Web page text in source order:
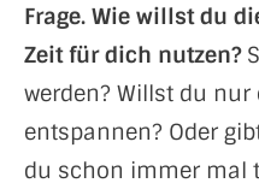
Frage. Wie willst du
Zeit für dich nutzen?
werden? Willst du
entspannen? Oder
du schon immer mal